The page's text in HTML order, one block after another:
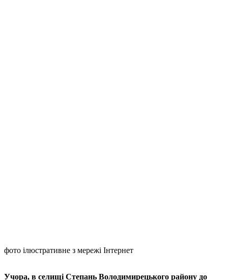
фото ілюстративне з мережі Інтернет
Учора, в селищі Степань Володимирецького району до